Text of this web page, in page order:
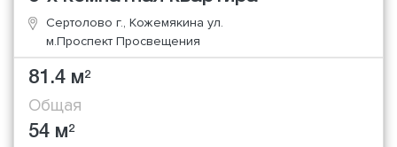
Сертолово г., Кожемякина ул.
м.Проспект Просвещения
81.4 м2
Общая
54 м2